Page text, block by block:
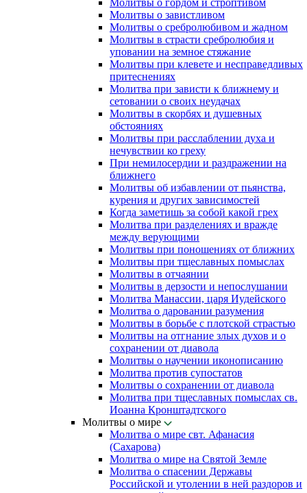
Молитвы о гордом и строптивом
Молитвы о завистливом
Молитвы о сребролюбивом и жадном
Молитвы в страсти сребролюбия и
уповании на земное стяжание
Молитвы при клевете и несправедливых
притеснениях
Молитва при зависти к ближнему и
сетовании о своих неудачах
Молитвы в скорбях и душевных
обстояниях
Молитвы при расслаблении духа и
нечувствии ко греху
При немилосердии и раздражении на
ближнего
Молитвы об избавлении от пьянства,
курения и других зависимостей
Когда заметишь за собой какой грех
Молитва при разделениях и вражде
между верующими
Молитвы при поношениях от ближних
Молитвы при тщеславных помыслах
Молитвы в отчаянии
Молитвы в дерзости и непослушании
Молитва Манассии, царя Иудейского
Молитва о даровании разумения
Молитвы в борьбе с плотской страстью
Молитвы на отгнание злых духов и о
сохранении от диавола
Молитвы о научении иконописанию
Молитва против супостатов
Молитвы о сохранении от диавола
Молитва при тщеславных помыслах св.
Иоанна Кронштадтского
Молитвы о мире
Молитва о мире свт. Афанасия
(Сахарова)
Молитва о мире на Святой Земле
Молитва о спасении Державы
Российской и утолении в ней раздоров и